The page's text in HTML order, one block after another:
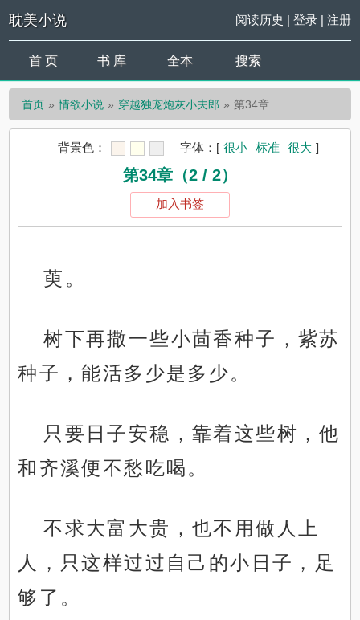
耽美小说 阅读历史 | 登录| 注册
首 页 书 库 全本 搜索
首页 情欲小说 穿越独宠炮灰小夫郎 第34章
背景色： 字体： [ 很小 标准 很大 ]
第34章（2 / 2）
加入书签
萸。
树下再撒一些小茴香种子，紫苏
种子，能活多少是多少。
只要日子安稳，靠着这些树，他
和齐溪便不愁吃喝。
不求大富大贵，也不用做人上
人，只这样过过自己的小日子，足
够了。